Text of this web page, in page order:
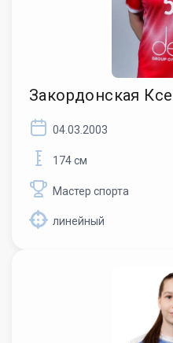
Закордонская
04.03.2003
174 см
Мастер спорта
линейный